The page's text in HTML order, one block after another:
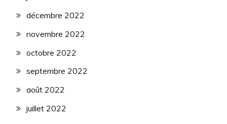
décembre 2022
novembre 2022
octobre 2022
septembre 2022
août 2022
juillet 2022